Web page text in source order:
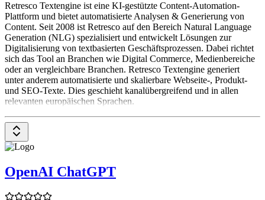
Retresco Textengine ist eine KI-gestützte Content-Automation-
Plattform und bietet automatisierte Analysen & Generierung von
Content. Seit 2008 ist Retresco auf den Bereich Natural Language
Generation (NLG) spezialisiert und entwickelt Lösungen zur
Digitalisierung von textbasierten Geschäftsprozessen. Dabei richtet
sich das Tool an Branchen wie Digital Commerce, Medienbereiche
oder an vergleichbare Branchen. Retresco Textengine generiert
unter anderem automatisierte und skalierbare Webseite-, Produkt-
und SEO-Texte. Dies geschieht kanalübergreifend und in allen
relevanten europäischen Sprachen.
OpenAI ChatGPT